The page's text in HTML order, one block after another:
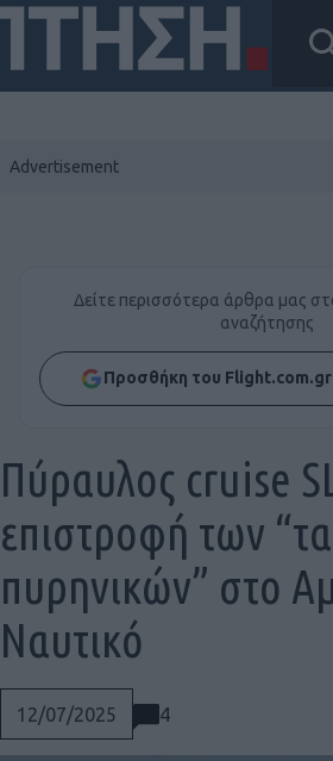
Δείτε περισσότερα άρθρα μας
αναζήτησης
Προσθήκη του
12/07/2025 4
Πύραυλος cruise
επιστροφή των
πυρηνικών” στο
Ναυτικό